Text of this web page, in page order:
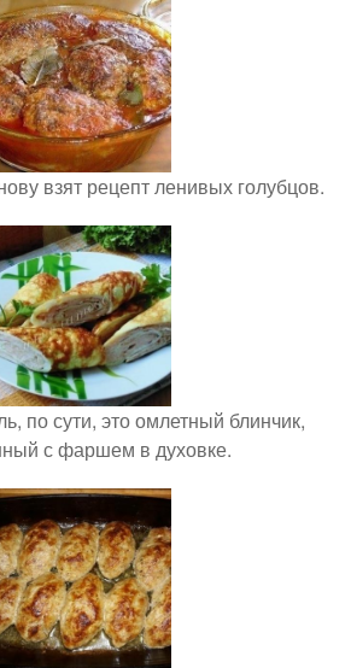
взят рецепт ленивых голубцов.
по сути, это омлетный блинчик,
с фаршем в духовке.